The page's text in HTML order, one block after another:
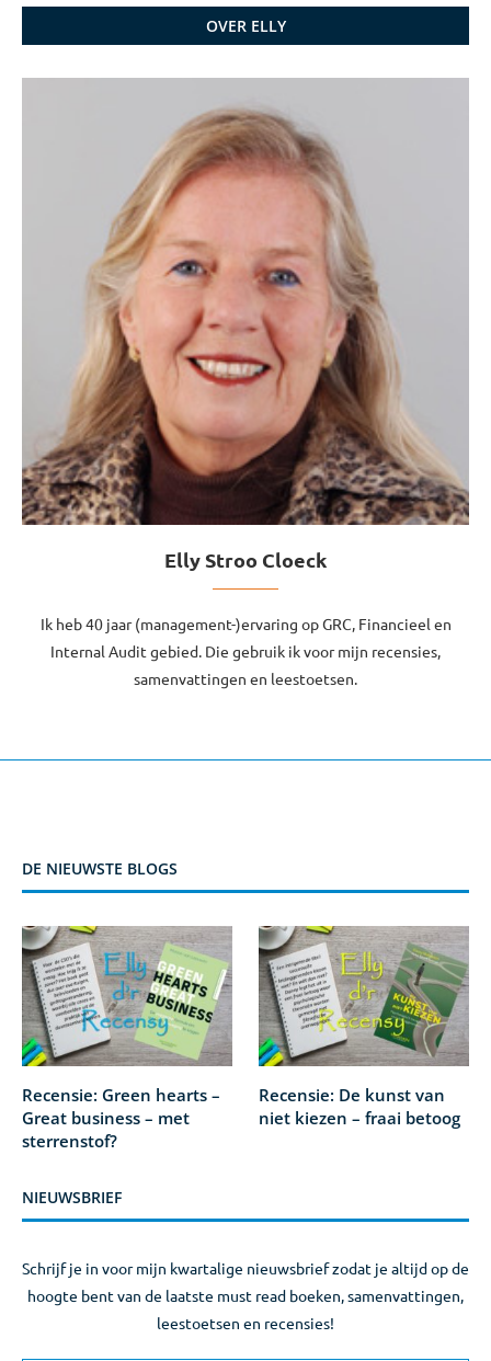
OVER ELLY
Elly Stroo Cloeck
Ik heb 40 jaar (management-)ervaring op GRC, Financieel en
Internal Audit gebied. Die gebruik ik voor mijn recensies,
samenvattingen en leestoetsen.
DE NIEUWSTE BLOGS
Recensie: Green hearts –
Great business – met
sterrenstof?
Recensie: De kunst van
niet kiezen – fraai betoog
NIEUWSBRIEF
Schrijf je in voor mijn kwartalige nieuwsbrief zodat je altijd op de
hoogte bent van de laatste must read boeken, samenvattingen,
leestoetsen en recensies!